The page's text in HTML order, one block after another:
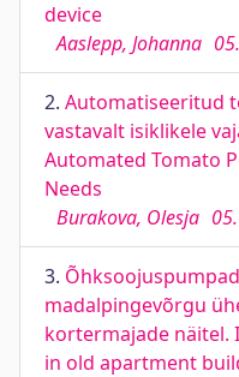
device
Aaslepp, Johanna
2. Automatiseeritud
vastavalt isiklikele
Automated Tomato
Needs
Burakova, Olesja
3.
madalpingevõrgu
kortermajade näitel.
in old apartment